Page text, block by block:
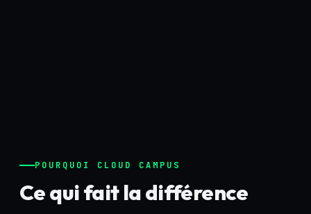
POURQUOI CLOUD CAMPUS
Ce qui fait la différence